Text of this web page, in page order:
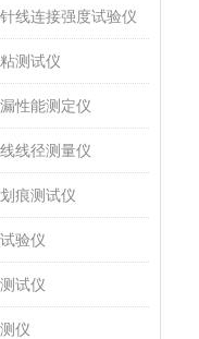
线连接强度试验仪
测试仪
性能测定仪
线径测量仪
痕测试仪
验仪
试仪
仪